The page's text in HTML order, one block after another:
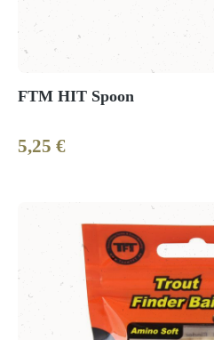
FTM HIT Spoon
Regulärer Preis:
5,25 €